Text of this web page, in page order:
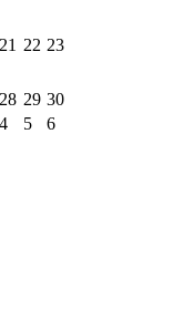
21 22 23
28 29 30
4 5 6